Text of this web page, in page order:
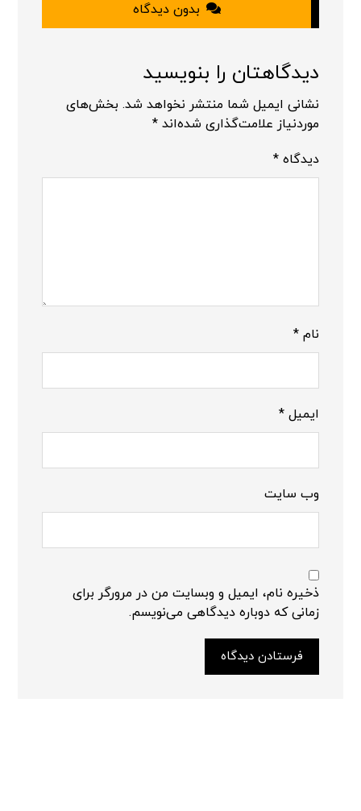
بدون دیدگاه
دیدگاهتان را بنویسید
نشانی ایمیل شما منتشر نخواهد شد. بخش‌های
موردنیاز علامت‌گذاری شده‌اند*
دیدگاه*
نام*
ایمیل*
وب‌ سایت
ذخیره نام، ایمیل و وبسایت من در مرورگر برای
زمانی که دوباره دیدگاهی می‌نویسم.
فرستادن دیدگاه